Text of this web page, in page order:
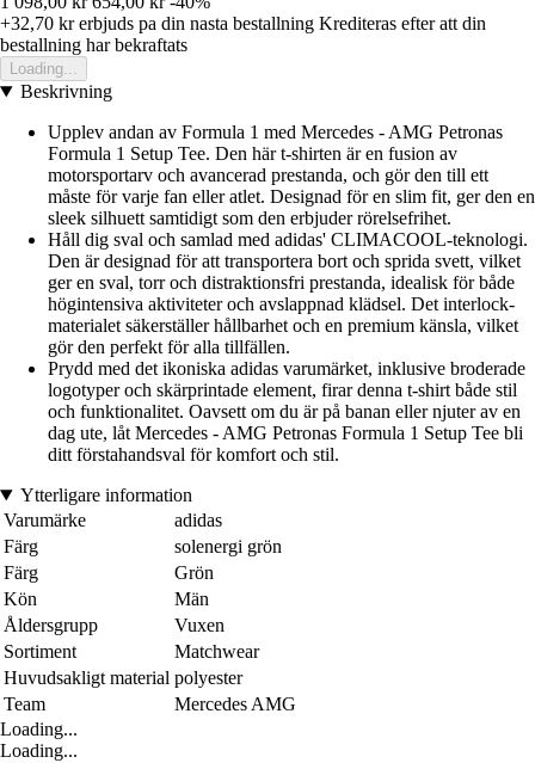
+32,70 krerbjuds pa din nasta bestallning Krediteras efter att din
bestallning har bekraftats
Loading...
Beskrivning
Upplev andan av Formula 1 med Mercedes - AMG Petronas
Formula 1 Setup Tee. Den här t-shirten är en fusion av
motorsportarv och avancerad prestanda, och gör den till ett
måste för varje fan eller atlet. Designad för en slim fit, ger den en
sleek silhuett samtidigt som den erbjuder rörelsefrihet.
Håll dig sval och samlad med adidas' CLIMACOOL-teknologi.
Den är designad för att transportera bort och sprida svett, vilket
ger en sval, torr och distraktionsfri prestanda, idealisk för både
högintensiva aktiviteter och avslappnad klädsel. Det interlock-
materialet säkerställer hållbarhet och en premium känsla, vilket
gör den perfekt för alla tillfällen.
Prydd med det ikoniska adidas varumärket, inklusive broderade
logotyper och skärprintade element, firar denna t-shirt både stil
och funktionalitet. Oavsett om du är på banan eller njuter av en
dag ute, låt Mercedes - AMG Petronas Formula 1 Setup Tee bli
ditt förstahandsval för komfort och stil.
Ytterligare information
Varumärke
adidas
Färg
solenergi grön
Färg
Grön
Kön
Män
Åldersgrupp
Vuxen
Sortiment
Matchwear
Huvudsakligt material polyester
Team
Mercedes AMG
Loading...
Loading...